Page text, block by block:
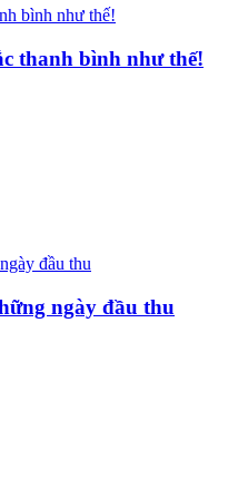
thanh bình như thế!
ngày đầu thu